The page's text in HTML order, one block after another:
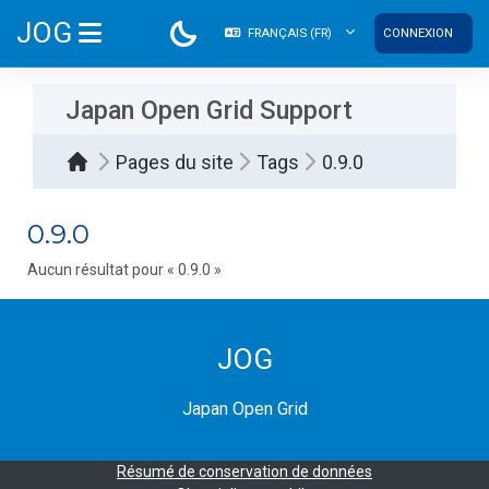
JOG
PANNEAU LATÉRAL
FRANÇAIS ‎(FR)‎ CONNEXION
Japan Open Grid Support
Pages du site Tags 0.9.0
0.9.0
Aucun résultat pour « 0.9.0 »
JOG
Japan Open Grid
Résumé de conservation de données